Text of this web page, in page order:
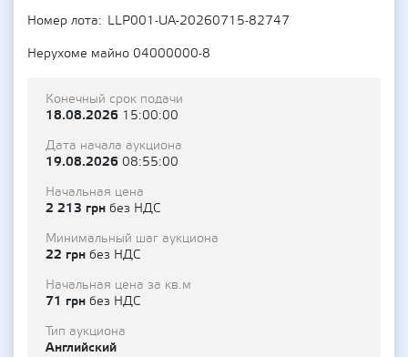
Номер лота
LLP001-UA-20260715-82747
Нерухоме майно 04000000-8
Конечный срок подачи
18.08.2026 15:00:00
Дата начала аукциона
19.08.2026 08:55:00
Начальная цена
2 213 грн без НДС
Минимальный шаг аукциона
22 грн без НДС
Начальная цена за кв.м
71 грн без НДС
Тип аукциона
Английский